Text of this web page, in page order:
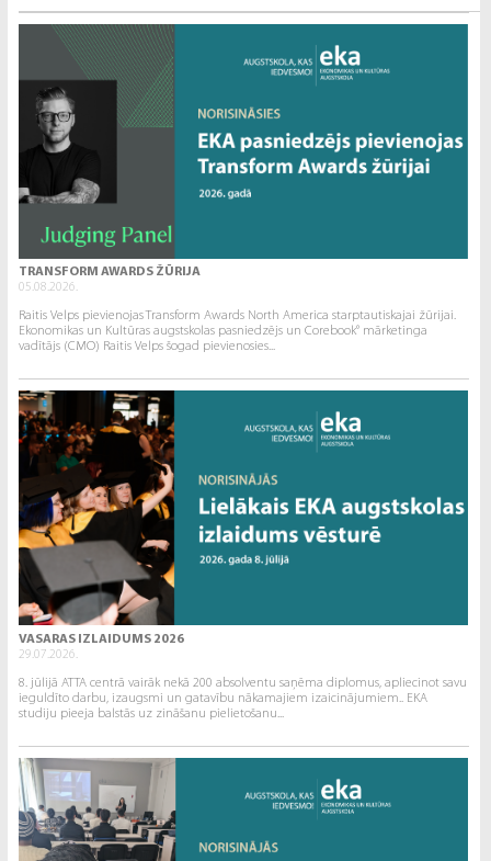
TRANSFORM AWARDS ŽŪRIJA
05.08.2026.
Raitis Velps pievienojas Transform Awards North America starptautiskajai žūrijai.
Ekonomikas un Kultūras augstskolas pasniedzējs un Corebook° mārketinga
vadītājs (CMO) Raitis Velps šogad pievienosies...
VASARAS IZLAIDUMS 2026
29.07.2026.
8. jūlijā ATTA centrā vairāk nekā 200 absolventu saņēma diplomus, apliecinot savu
ieguldīto darbu, izaugsmi un gatavību nākamajiem izaicinājumiem.. EKA
studiju pieeja balstās uz zināšanu pielietošanu...